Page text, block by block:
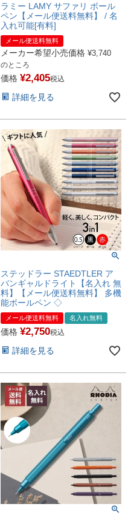
ラミー LAMY サファリ ボール
ペン【メール便送料無料】 / 名
入れ可能[有料]
メール便送料無料
メーカー希望小売価格 ¥3,740
のところ
価格 ¥2,405税込
詳細を見る
ステッドラー STAEDTLER ア
バンギャルドライト【名入れ 無
料】【メール便送料無料】 多機
能ボールペン ◇
メール便送料無料 名入れ無料
価格 ¥2,750税込
詳細を見る